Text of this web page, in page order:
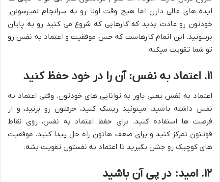
ایده های عالی دارن اما هیچ وقت اونا رو به سرانجام نمیرسونن.
خودتون رو عادت بدید که کارهایی که شروع می کنید رو به پایان
برسونید. این اتمام کارهاست که حس موفقیت و اعتماد به نفس رو
تو شما تقویت میکنه.
۱۱. اعتماد به نفس: آن را در خود حفظ کنید
اعتماد به نفس یعنی باور به توانایی های خودتون. وقتی اعتماد به
نفس داشته باشید، میتونید ریسک کنید، حرفتون رو بزنید، و از
فرصت ها استفاده کنید. برای حفظ اعتماد به نفس، روی نقاط
قوتتون تمرکز کنید و برای ضعف هاتون راه حل پیدا کنید. موفقیت
های کوچیک رو جشن بگیرید تا اعتماد به نفستون تقویت بشه.
۱۲. امید: در پی آن باشید